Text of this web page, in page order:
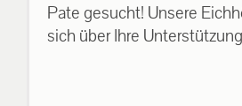
Pate gesucht! Unsere
sich über Ihre